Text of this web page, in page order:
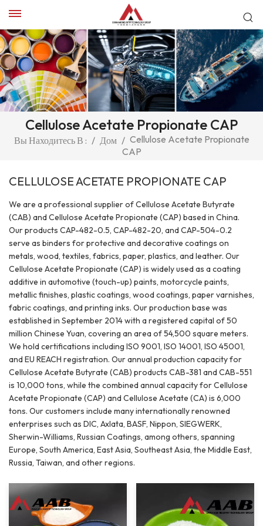
Cellulose Acetate Propionate CAP
Вы Находитесь В : / Дом / Cellulose Acetate Propionate
CAP
CELLULOSE ACETATE PROPIONATE CAP
We are a professional supplier of Cellulose Acetate Butyrate
(CAB) and Cellulose Acetate Propionate (CAP) based in China.
Our products CAP-482-0.5, CAP-482-20, and CAP-504-0.2
serve as binders for protective and decorative coatings on
metals, wood, textiles, fabrics, paper, plastics, and leather. Our
Cellulose Acetate Propionate (CAP) is widely used as a coating
additive in automotive (touch-up) paints, motorcycle paints,
metallic finishes, plastic coatings, wood coatings, paper varnishes,
fabric coatings, and printing inks. Our production base was
established in September 2014 with a registered capital of 50
million Chinese Yuan, covering an area of 54,500 square meters.
We hold certifications including ISO 9001, ISO 14001, ISO 45001,
and EU REACH registration. Our annual production capacity for
Cellulose Acetate Butyrate (CAB) products CAB-381 and CAB-551
is 10,000 tons, while the combined annual capacity for Cellulose
Acetate Propionate (CAP) and Cellulose Acetate (CA) is 6,000
tons. Our customers include many internationally renowned
enterprises such as DIC, Axlata, BASF, Nippon, SIEGWERK,
Sherwin-Williams, Russian Coatings, among others, spanning
Europe, South America, East Asia, Southeast Asia, the Middle East,
Russia, Taiwan, and other regions.